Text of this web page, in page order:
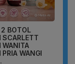
BOTOL
SCARLETT
WANITA
PRIA WANGI